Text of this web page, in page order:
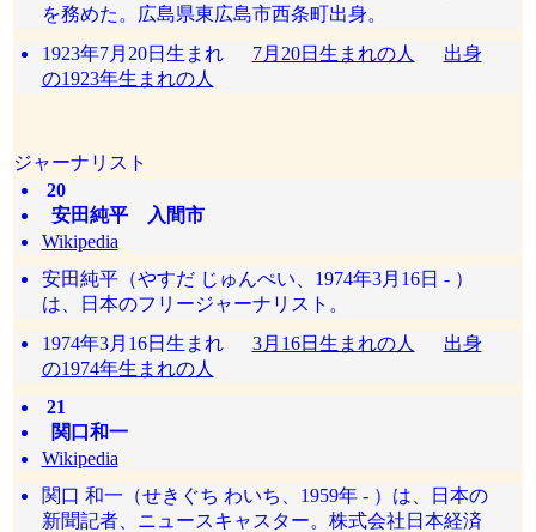
を務めた。広島県東広島市西条町出身。
1923年7月20日生まれ 7月20日生まれの人
出身
の1923年生まれの人
ジャーナリスト
20
安田純平 入間市
Wikipedia
安田純平（やすだ じゅんぺい、1974年3月16日 - ）
は、日本のフリージャーナリスト。
1974年3月16日生まれ 3月16日生まれの人
出身
の1974年生まれの人
21
関口和一
Wikipedia
関口 和一（せきぐち わいち、1959年 - ）は、日本の
新聞記者、ニュースキャスター。株式会社日本経済